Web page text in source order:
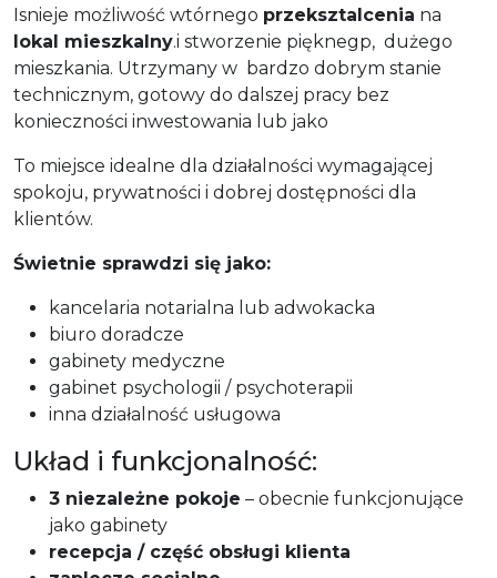
Isnieje możliwość wtórnego przeksztalcenia na
lokal mieszkalny.i stworzenie pięknegp, dużego
mieszkania. Utrzymany w bardzo dobrym stanie
technicznym, gotowy do dalszej pracy bez
konieczności inwestowania lub jako
To miejsce idealne dla działalności wymagającej
spokoju, prywatności i dobrej dostępności dla
klientów.
Świetnie sprawdzi się jako:
kancelaria notarialna lub adwokacka
biuro doradcze
gabinety medyczne
gabinet psychologii / psychoterapii
inna działalność usługowa
Układ i funkcjonalność:
3 niezależne pokoje – obecnie funkcjonujące
jako gabinety
recepcja / część obsługi klienta